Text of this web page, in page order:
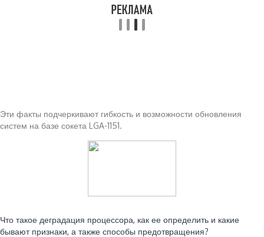
Эти факты подчеркивают гибкость и возможности обновления
систем на базе сокета LGA-1151.
Что такое деградация процессора, как ее определить и какие
бывают признаки, а также способы предотвращения?